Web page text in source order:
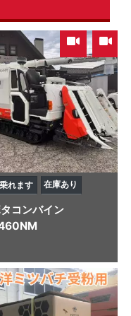
,
れます 在庫あり
コンバイン